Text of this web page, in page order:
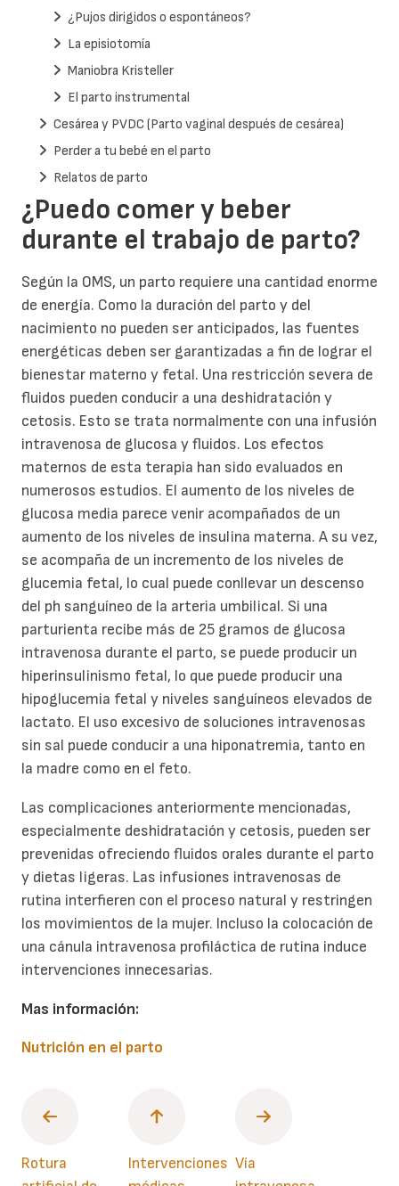
¿Puedo comer y beber
durante el trabajo de parto?
Según la OMS, un parto requiere una cantidad enorme
de energía. Como la duración del parto y del
nacimiento no pueden ser anticipados, las fuentes
energéticas deben ser garantizadas a fin de lograr el
bienestar materno y fetal. Una restricción severa de
fluidos pueden conducir a una deshidratación y
cetosis. Esto se trata normalmente con una infusión
intravenosa de glucosa y fluidos. Los efectos
maternos de esta terapia han sido evaluados en
numerosos estudios. El aumento de los niveles de
glucosa media parece venir acompañados de un
aumento de los niveles de insulina materna. A su vez,
se acompaña de un incremento de los niveles de
glucemia fetal, lo cual puede conllevar un descenso
del ph sanguíneo de la arteria umbilical. Si una
parturienta recibe más de 25 gramos de glucosa
intravenosa durante el parto, se puede producir un
hiperinsulinismo fetal, lo que puede producir una
hipoglucemia fetal y niveles sanguíneos elevados de
lactato. El uso excesivo de soluciones intravenosas
sin sal puede conducir a una hiponatremia, tanto en
la madre como en el feto.
Las complicaciones anteriormente mencionadas,
especialmente deshidratación y cetosis, pueden ser
prevenidas ofreciendo fluidos orales durante el parto
y dietas ligeras. Las infusiones intravenosas de
rutina interfieren con el proceso natural y restringen
los movimientos de la mujer. Incluso la colocación de
una cánula intravenosa profiláctica de rutina induce
intervenciones innecesarias.
Mas información:
Nutrición en el parto
Rotura
Intervenciones Vía
¿Pujos dirigidos o espontáneos?
La episiotomía
Maniobra Kristeller
El parto instrumental
Cesárea y PVDC (Parto vaginal después de cesárea)
Perder a tu bebé en el parto
Relatos de parto